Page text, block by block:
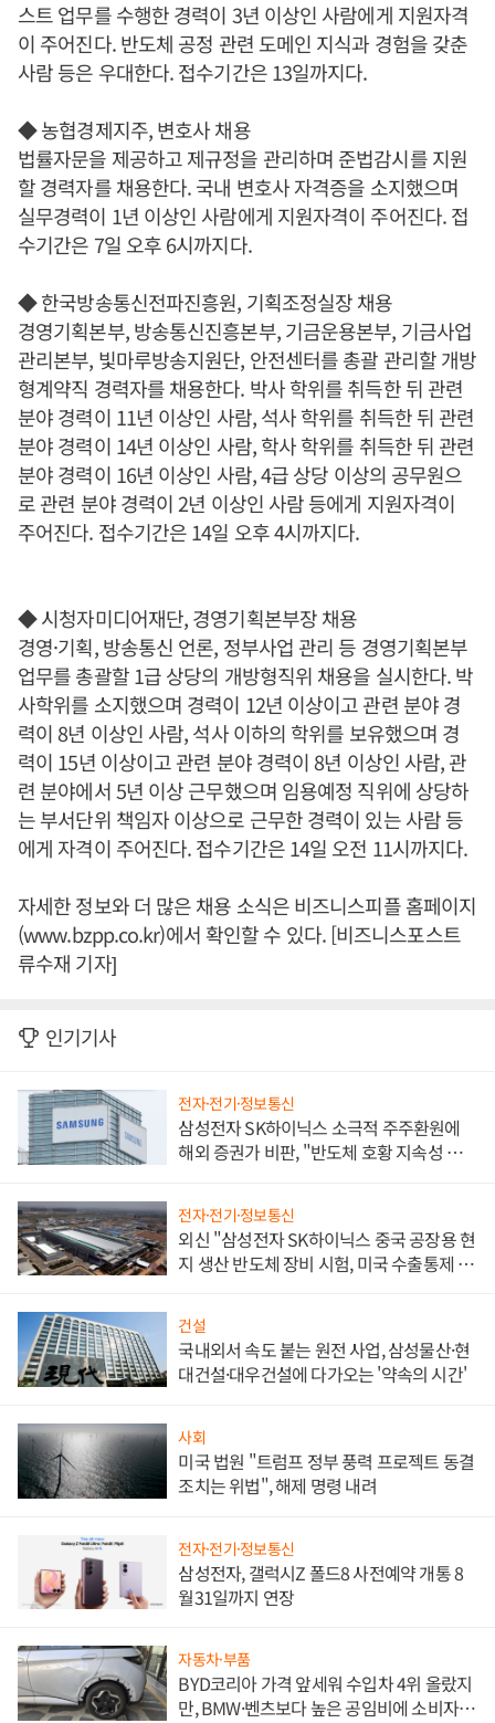
스트 업무를 수행한 경력이 3년 이상인 사람에게 지원자격
이 주어진다. 반도체 공정 관련 도메인 지식과 경험을 갖춘
사람 등은 우대한다. 접수기간은 13일까지다.
◆ 농협경제지주, 변호사 채용
법률자문을 제공하고 제규정을 관리하며 준법감시를 지원
할 경력자를 채용한다. 국내 변호사 자격증을 소지했으며
실무경력이 1년 이상인 사람에게 지원자격이 주어진다. 접
수기간은 7일 오후 6시까지다.
◆ 한국방송통신전파진흥원, 기획조정실장 채용
경영기획본부, 방송통신진흥본부, 기금운용본부, 기금사업
관리본부, 빛마루방송지원단, 안전센터를 총괄 관리할 개방
형계약직 경력자를 채용한다. 박사 학위를 취득한 뒤 관련
분야 경력이 11년 이상인 사람, 석사 학위를 취득한 뒤 관련
분야 경력이 14년 이상인 사람, 학사 학위를 취득한 뒤 관련
분야 경력이 16년 이상인 사람, 4급 상당 이상의 공무원으
로 관련 분야 경력이 2년 이상인 사람 등에게 지원자격이
주어진다. 접수기간은 14일 오후 4시까지다.
◆ 시청자미디어재단, 경영기획본부장 채용
경영·기획, 방송통신 언론, 정부사업 관리 등 경영기획본부
업무를 총괄할 1급 상당의 개방형직위 채용을 실시한다. 박
사학위를 소지했으며 경력이 12년 이상이고 관련 분야 경
력이 8년 이상인 사람, 석사 이하의 학위를 보유했으며 경
력이 15년 이상이고 관련 분야 경력이 8년 이상인 사람, 관
련 분야에서 5년 이상 근무했으며 임용예정 직위에 상당하
는 부서단위 책임자 이상으로 근무한 경력이 있는 사람 등
에게 자격이 주어진다. 접수기간은 14일 오전 11시까지다.
자세한 정보와 더 많은 채용 소식은 비즈니스피플 홈페이지
(www.bzpp.co.kr)에서 확인할 수 있다. [비즈니스포스트
류수재 기자]
인기기사
전자·전기·정보통신
삼성전자 SK하이닉스 소극적 주주환원에
해외 증권가 비판, "반도체 호황 지속성 의
전자·전기·정보통신
외신 "삼성전자 SK하이닉스 중국 공장용 현
지 생산 반도체 장비 시험, 미국 수출통제 대
건설
국내외서 속도 붙는 원전 사업, 삼성물산·현
대건설·대우건설에 다가오는 '약속의 시간'
사회
미국 법원 "트럼프 정부 풍력 프로젝트 동결
조치는 위법", 해제 명령 내려
전자·전기·정보통신
삼성전자, 갤럭시Z 폴드8 사전예약 개통 8
월31일까지 연장
자동차·부품
BYD코리아 가격 앞세워 수입차 4위 올랐지
만, BMW·벤츠보다 높은 공임비에 소비자